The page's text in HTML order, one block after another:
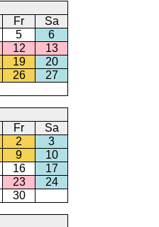
Fr
Sa
5
6
12
13
19
20
26
27
Fr
Sa
2
3
9
10
16
17
23
24
30